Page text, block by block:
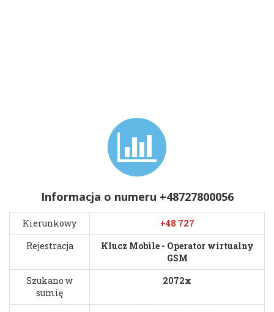
Informacja o numeru +48727800056
Kierunkowy
+48 727
Rejestracja
Klucz Mobile - Operator wirtualny
GSM
Szukano w
sumię
2072x